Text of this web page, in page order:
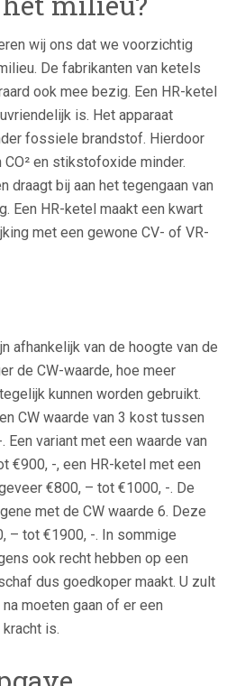
wij ons dat we voorzichtig
De fabrikanten van ketels
ook mee bezig. Een HR-ketel
is. Het apparaat
fossiele brandstof. Hierdoor
en stikstofoxide minder.
draagt bij aan het tegengaan van
Een HR-ketel maakt een kwart
met een gewone CV- of VR-
afhankelijk van de hoogte van de
de CW-waarde, hoe meer
kunnen worden gebruikt.
CW waarde van 3 kost tussen
Een variant met een waarde van
€900, -, een HR-ketel met een
€800, – tot €1000, -. De
met de CW waarde 6. Deze
– tot €1900, -. In sommige
ook recht hebben op een
dus goedkoper maakt. U zult
moeten gaan of er een
is.